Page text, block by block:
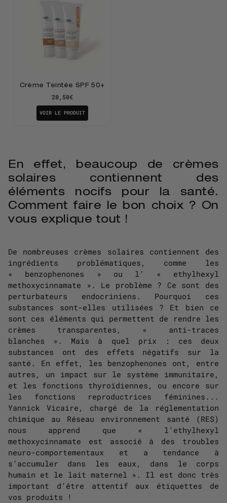
Crème Teintée SPF 50+
20,50€
VOIR LE PRODUIT
En effet, beaucoup de crèmes
solaires contiennent des
éléments nocifs pour la santé.
Comment faire le bon choix ? On
vous explique tout !
De nombreuses crèmes solaires contiennent des
ingrédients problématiques, comme les
« benzophenones » ou l’ « ethylhexyl
methoxycinnamate ». Le problème ? Ce sont des
perturbateurs endocriniens. Pourquoi ces
substances sont-elles utilisées ? Et bien ce
sont ces éléments qui permettent de rendre les
crèmes transparentes, « anti-traces
blanches ». Mais à quel prix : ces deux
substances ont des effets négatifs sur la
santé. En effet, les benzophenones ont, entre
autres, un impact sur le système immunitaire,
et les fonctions thyroïdiennes, ou encore sur
les fonctions reproductrices féminines...
Yannick Vicaire, chargé de la réglementation
chimique au Réseau environnement santé (RES)
nous apprend que « l’ethylhexyl
methoxycinnamate est associé à des troubles
neuro-comportementaux et a tendance à
s’accumuler dans les eaux, dans le corps
humain et le lait maternel ». Il est donc très
important d’être attentif aux étiquettes de
vos produits !